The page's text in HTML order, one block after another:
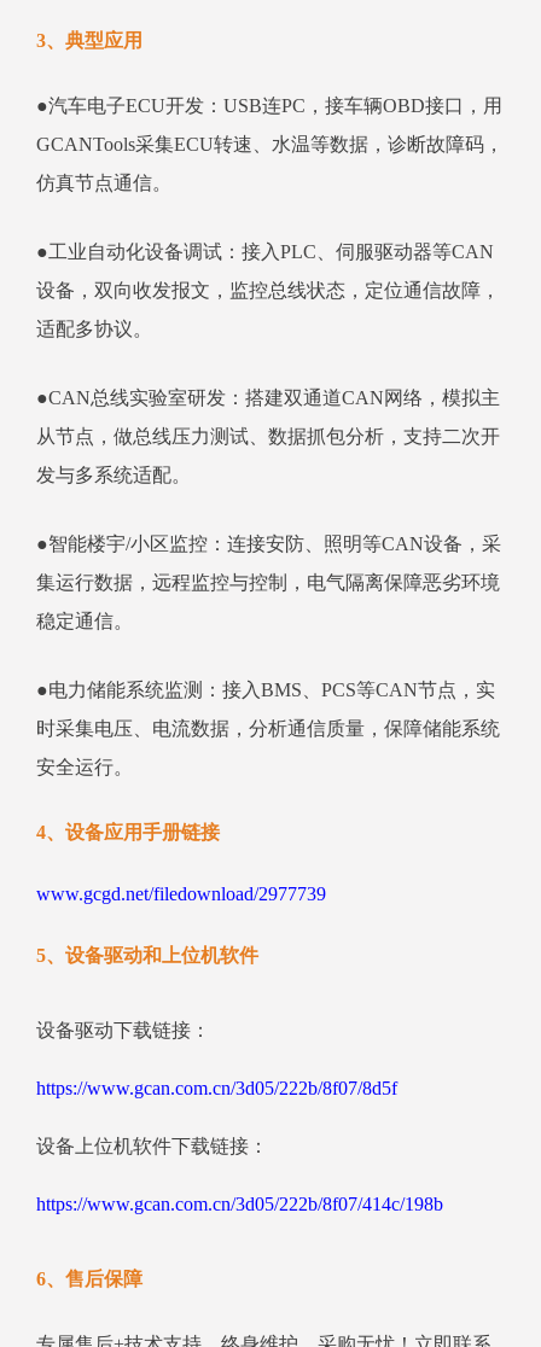
3、典型应用
●汽车电子ECU开发：USB连PC，接车辆OBD接口，用
GCANTools采集ECU转速、水温等数据，诊断故障码，
仿真节点通信。
●工业自动化设备调试：接入PLC、伺服驱动器等CAN
设备，双向收发报文，监控总线状态，定位通信故障，
适配多协议。
●CAN总线实验室研发：搭建双通道CAN网络，模拟主
从节点，做总线压力测试、数据抓包分析，支持二次开
发与多系统适配。
●智能楼宇/小区监控：连接安防、照明等CAN设备，采
集运行数据，远程监控与控制，电气隔离保障恶劣环境
稳定通信。
●电力储能系统监测：接入BMS、PCS等CAN节点，实
时采集电压、电流数据，分析通信质量，保障储能系统
安全运行。
4、设备应用手册链接
www.gcgd.net/filedownload/2977739
5、设备驱动和上位机软件
设备驱动下载链接：
https://www.gcan.com.cn/3d05/222b/8f07/8d5f
设备上位机软件下载链接：
https://www.gcan.com.cn/3d05/222b/8f07/414c/198b
6、售后保障